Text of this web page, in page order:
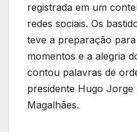
registrada em um
redes sociais. Os
teve a preparação
momentos e a alegria
contou palavras de
presidente Hugo
Magalhães.